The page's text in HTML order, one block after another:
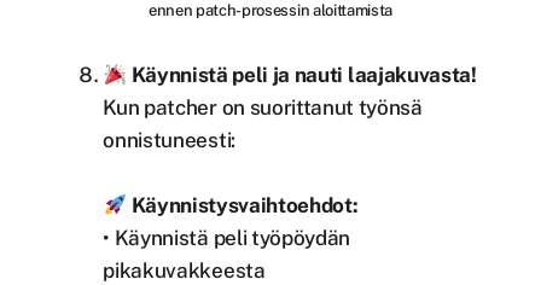
ennen patch-prosessin aloittamista
Käynnistä peli ja nauti laajakuvasta!
Kun patcher on suorittanut työnsä
onnistuneesti:
Käynnistysvaihtoehdot:
• Käynnistä peli työpöydän
pikakuvakkeesta